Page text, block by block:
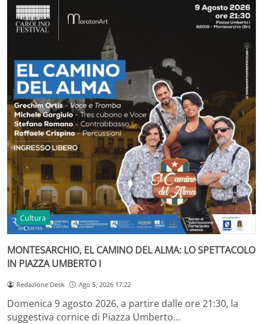
Cultura
MONTESARCHIO, EL CAMINO DEL ALMA: LO SPETTACOLO
IN PIAZZA UMBERTO I
Redazione Desk Ago 5, 2026 17:22
Domenica 9 agosto 2026, a partire dalle ore 21:30, la
suggestiva cornice di Piazza Umberto…